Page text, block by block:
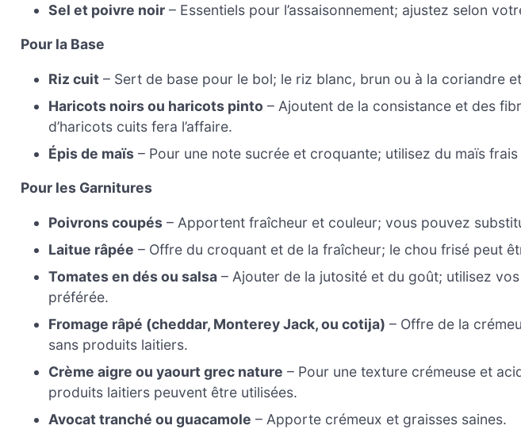
Sel et poivre noir – Essentiels pour l’assaisonnement; ajustez selon
Pour la Base
Riz cuit – Sert de base pour le bol; le riz blanc, brun ou à la coriandre
Haricots noirs ou haricots pinto – Ajoutent de la consistance et des
d’haricots cuits fera l’affaire.
Épis de maïs – Pour une note sucrée et croquante; utilisez du maïs
Pour les Garnitures
Poivrons coupés – Apportent fraîcheur et couleur; vous pouvez
Laitue râpée – Offre du croquant et de la fraîcheur; le chou frisé peut
Tomates en dés ou salsa – Ajouter de la jutosité et du goût; utilisez
préférée.
Fromage râpé (cheddar, Monterey Jack, ou cotija) – Offre de la
sans produits laitiers.
Crème aigre ou yaourt grec nature – Pour une texture crémeuse et
produits laitiers peuvent être utilisées.
Avocat tranché ou guacamole – Apporte crémeux et graisses saines.